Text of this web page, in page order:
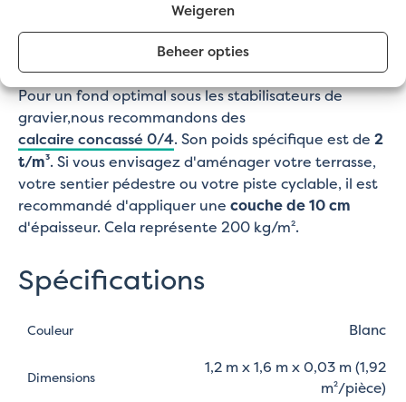
Weigeren
Beheer opties
Sous-couche pour
stabilisateurs de gravier
Pour un fond optimal sous les stabilisateurs de
gravier,nous recommandons des
calcaire concassé 0/4. Son poids spécifique est de 2
t/m³. Si vous envisagez d'aménager votre terrasse,
votre sentier pédestre ou votre piste cyclable, il est
recommandé d'appliquer une couche de 10 cm
d'épaisseur. Cela représente 200 kg/m².
Spécifications
Couleur Blanc
Dimensions
1,2 m x 1,6 m x 0,03 m (1,92
m²/pièce)